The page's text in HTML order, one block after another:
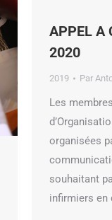
APPEL A
2020
2019 Par
Les
organisées
souhaitant
infirmiers en